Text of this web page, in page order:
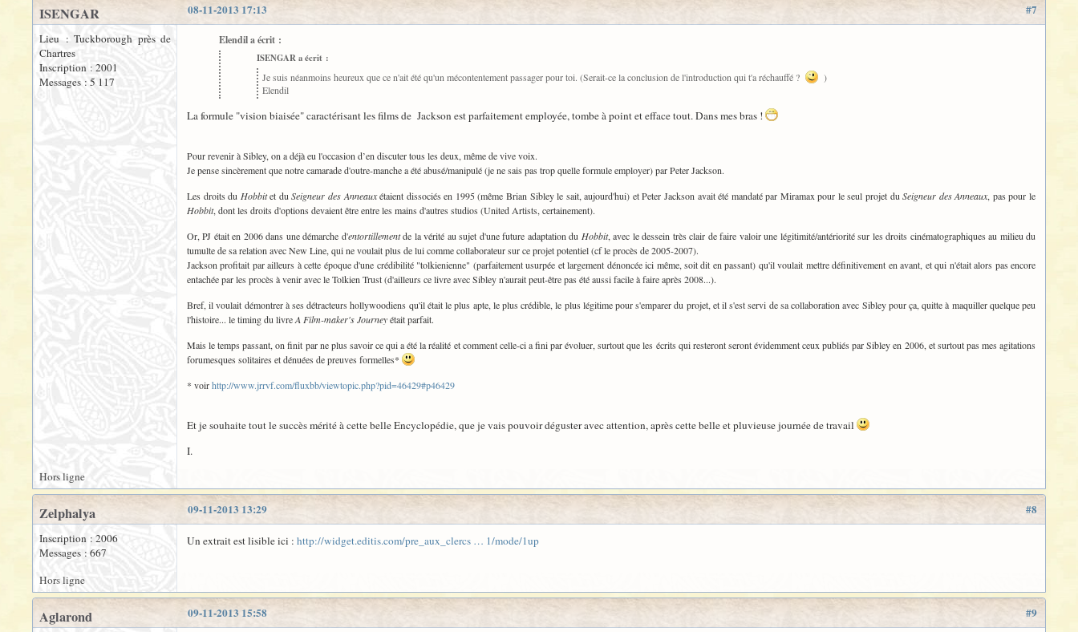
#7
08-11-2013 17:13
ISENGAR
Lieu : Tuckborough près de
Chartres
Inscription : 2001
Messages : 5 117
Elendil a écrit :
ISENGAR a écrit :
Je suis néanmoins heureux que ce n'ait été qu'un mécontentement passager pour toi. (Serait-ce la conclusion de l'introduction qui t'a réchauffé ?
)
Elendil
La formule "vision biaisée" caractérisant les films de Jackson est parfaitement employée, tombe à point et efface tout. Dans mes bras !
Pour revenir à Sibley, on a déjà eu l'occasion d’en discuter tous les deux, même de vive voix.
Je pense sincèrement que notre camarade d'outre-manche a été abusé/manipulé (je ne sais pas trop quelle formule employer) par Peter Jackson.
Les droits du Hobbitet duSeigneur des Anneauxétaient dissociés en 1995 (même Brian Sibley le sait, aujourd'hui) et Peter Jackson avait été mandaté par Miramax pour le seul projet duSeigneur des Anneaux, pas pour le
Hobbit, dont les droits d'options devaient être entre les mains d'autres studios (United Artists, certainement).
Or, PJ était en 2006 dans une démarche d'entortillementde la vérité au sujet d'une future adaptation du Hobbit, avec le dessein très clair de faire valoir une légitimité/antériorité sur les droits cinématographiques au milieu du
tumulte de sa relation avec New Line, qui ne voulait plus de lui comme collaborateur sur ce projet potentiel (cf le procès de 2005-2007).
Jackson profitait par ailleurs à cette époque d'une crédibilité "tolkienienne" (parfaitement usurpée et largement dénoncée ici même, soit dit en passant) qu'il voulait mettre définitivement en avant, et qui n'était alors pas encore
entachée par les procès à venir avec le Tolkien Trust (d'ailleurs ce livre avec Sibley n'aurait peut-être pas été aussi facile à faire après 2008...).
Bref, il voulait démontrer à ses détracteurs hollywoodiens qu'il était le plus apte, le plus crédible, le plus légitime pour s'emparer du projet, et il s'est servi de sa collaboration avec Sibley pour ça, quitte à maquiller quelque peu
l'histoire... le timing du livreA Film-maker's Journeyétait parfait.
Mais le temps passant, on finit par ne plus savoir ce qui a été la réalité et comment celle-ci a fini par évoluer, surtout que les écrits qui resteront seront évidemment ceux publiés par Sibley en 2006, et surtout pas mes agitations
forumesques solitaires et dénuées de preuves formelles*
* voirhttp://www.jrrvf.com/fluxbb/viewtopic.php?pid=46429#p46429
Et je souhaite tout le succès mérité à cette belle Encyclopédie, que je vais pouvoir déguster avec attention, après cette belle et pluvieuse journée de travail
I.
Hors ligne
#8
09-11-2013 13:29
Zelphalya
Inscription : 2006
Messages : 667
Un extrait est lisible ici : http://widget.editis.com/pre_aux_clercs … 1/mode/1up
Hors ligne
#9
09-11-2013 15:58
Aglarond